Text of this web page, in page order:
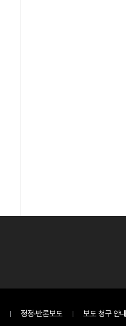
정정·반론보도 보도 청구 안내